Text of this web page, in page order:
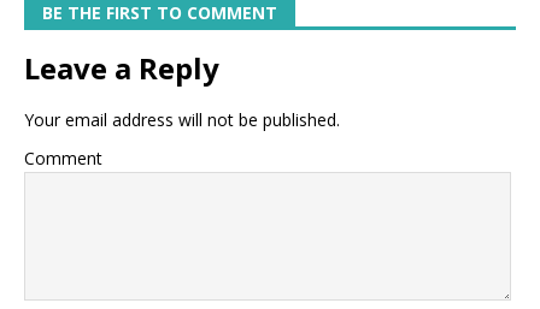
BE THE FIRST TO COMMENT
Leave a Reply
Your email address will not be published.
Comment